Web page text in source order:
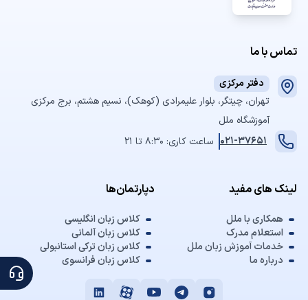
تماس با ما
دفتر مرکزی
تهران، چیتگر، بلوار علیمرادی (کوهک)، نسیم هشتم، برج مرکزی
آموزشگاه ملل
021-37651 ساعت کاری: 8:30 تا 21
لینک های مفید
همکاری با ملل
استعلام مدرک
خدمات آموزش زبان ملل
درباره ما
دپارتمان‌ها
کلاس زبان انگلیسی
کلاس زبان آلمانی
کلاس زبان ترکی استانبولی
کلاس زبان فرانسوی